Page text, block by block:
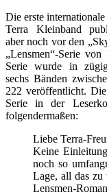
Die erste
Terra Kleinband
aber noch vor den
„Lensmen“-Serie
Serie wurde in
sechs Bänden
222 veröffentlicht.
Serie in der
folgendermaßen:
Liebe Terra-
Keine
noch so
Lage, all das
Lensmen-